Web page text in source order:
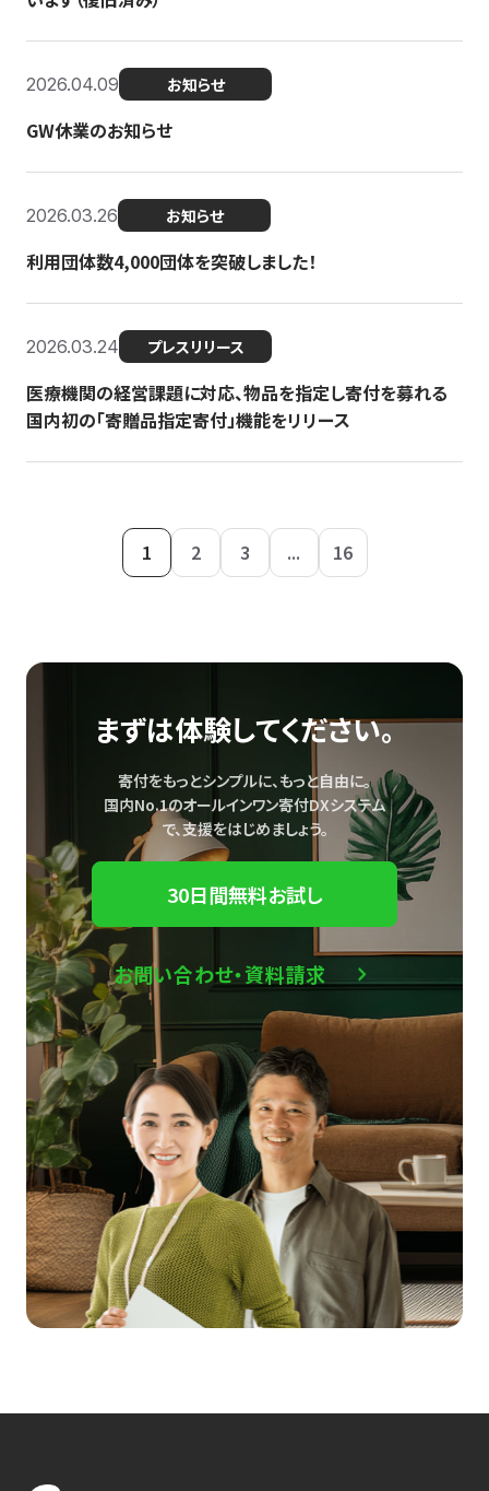
2026.04.09 お知らせ
GW休業のお知らせ
2026.03.26 お知らせ
利用団体数4,000団体を突破しました！
2026.03.24 プレスリリース
医療機関の経営課題に対応、物品を指定し寄付を募れる
国内初の「寄贈品指定寄付」機能をリリース
1 2 3 ... 16
まずは体験してください。
寄付をもっとシンプルに、もっと自由に。
国内No.1のオールインワン寄付DXシステム
で、支援をはじめましょう。
30日間無料お試し
お問い合わせ・資料請求